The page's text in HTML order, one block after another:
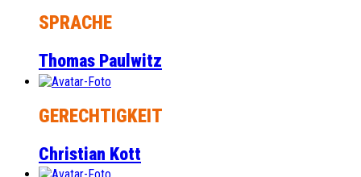
SPRACHE
Thomas Paulwitz
GERECHTIGKEIT
Christian Kott